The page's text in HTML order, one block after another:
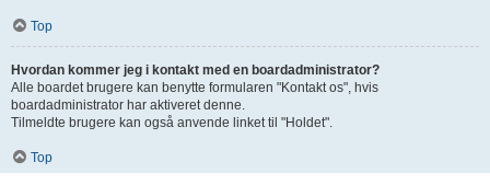
Top
Hvordan kommer jeg i kontakt med en boardadministrator?
Alle boardet brugere kan benytte formularen "Kontakt os", hvis
boardadministrator har aktiveret denne.
Tilmeldte brugere kan også anvende linket til "Holdet".
Top